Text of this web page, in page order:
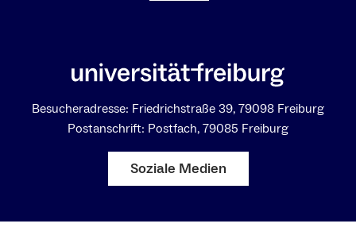
Besucheradresse: Friedrichstraße 39, 79098 Freiburg
Postanschrift: Postfach, 79085 Freiburg
Soziale Medien